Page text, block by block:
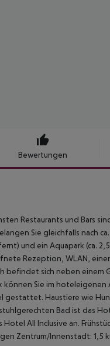
Bewertungen
Restaurants und Bars
Sie gleichfalls nach
und ein Aquapark (ca.
Rezeption, WLAN,
befindet sich neben einem
Sie im hoteleigenen
gestattet. Haustiere wie
Bad ist das
All Inclusive an.
Zentrum/Innenstadt: 1,5